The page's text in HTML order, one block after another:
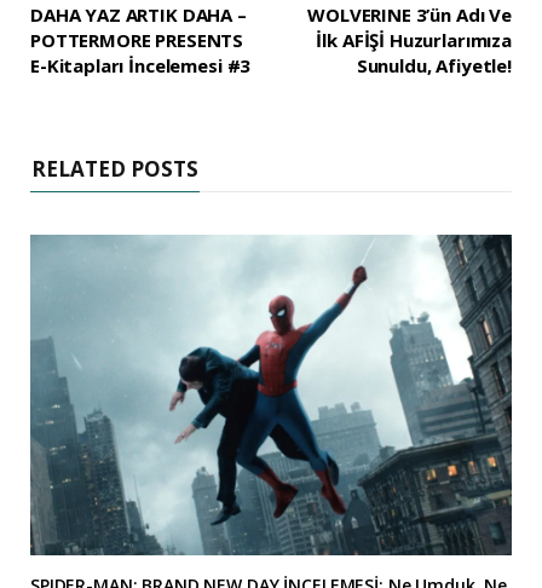
DAHA YAZ ARTIK DAHA –
POTTERMORE PRESENTS
E-Kitapları İncelemesi #3
WOLVERINE 3’ün Adı Ve
İlk AFİŞİ Huzurlarımıza
Sunuldu, Afiyetle!
RELATED POSTS